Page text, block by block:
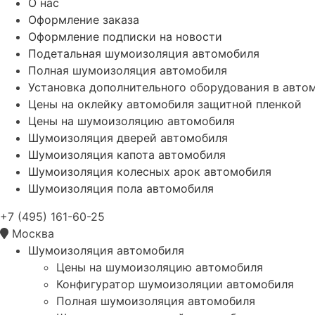
Оформление заказа
Оформление подписки на новости
Подетальная шумоизоляция автомобиля
Полная шумоизоляция автомобиля
Установка дополнительного оборудования в
Цены на оклейку автомобиля защитной пленкой
Цены на шумоизоляцию автомобиля
Шумоизоляция дверей автомобиля
Шумоизоляция капота автомобиля
Шумоизоляция колесных арок автомобиля
Шумоизоляция пола автомобиля
+7 (495) 161-60-25
Москва
Шумоизоляция автомобиля
Цены на шумоизоляцию автомобиля
Конфигуратор шумоизоляции автомобиля
Полная шумоизоляция автомобиля